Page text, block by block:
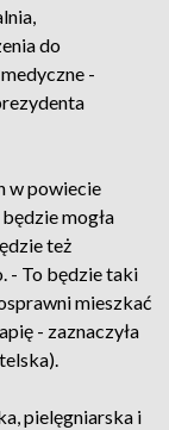
do
-
w powiecie
mogła
też
- To będzie taki
mieszkać
- zaznaczyła
pielęgniarska i